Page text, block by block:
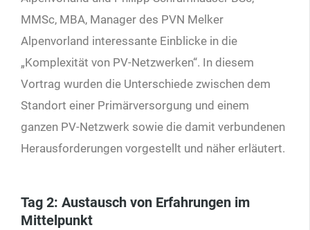
MMSc, MBA, Manager des PVN Melker
Alpenvorland interessante Einblicke in die
„Komplexität von PV-Netzwerken“. In diesem
Vortrag wurden die Unterschiede zwischen dem
Standort einer Primärversorgung und einem
ganzen PV-Netzwerk sowie die damit verbundenen
Herausforderungen vorgestellt und näher erläutert.
Tag 2: Austausch von Erfahrungen im
Mittelpunkt